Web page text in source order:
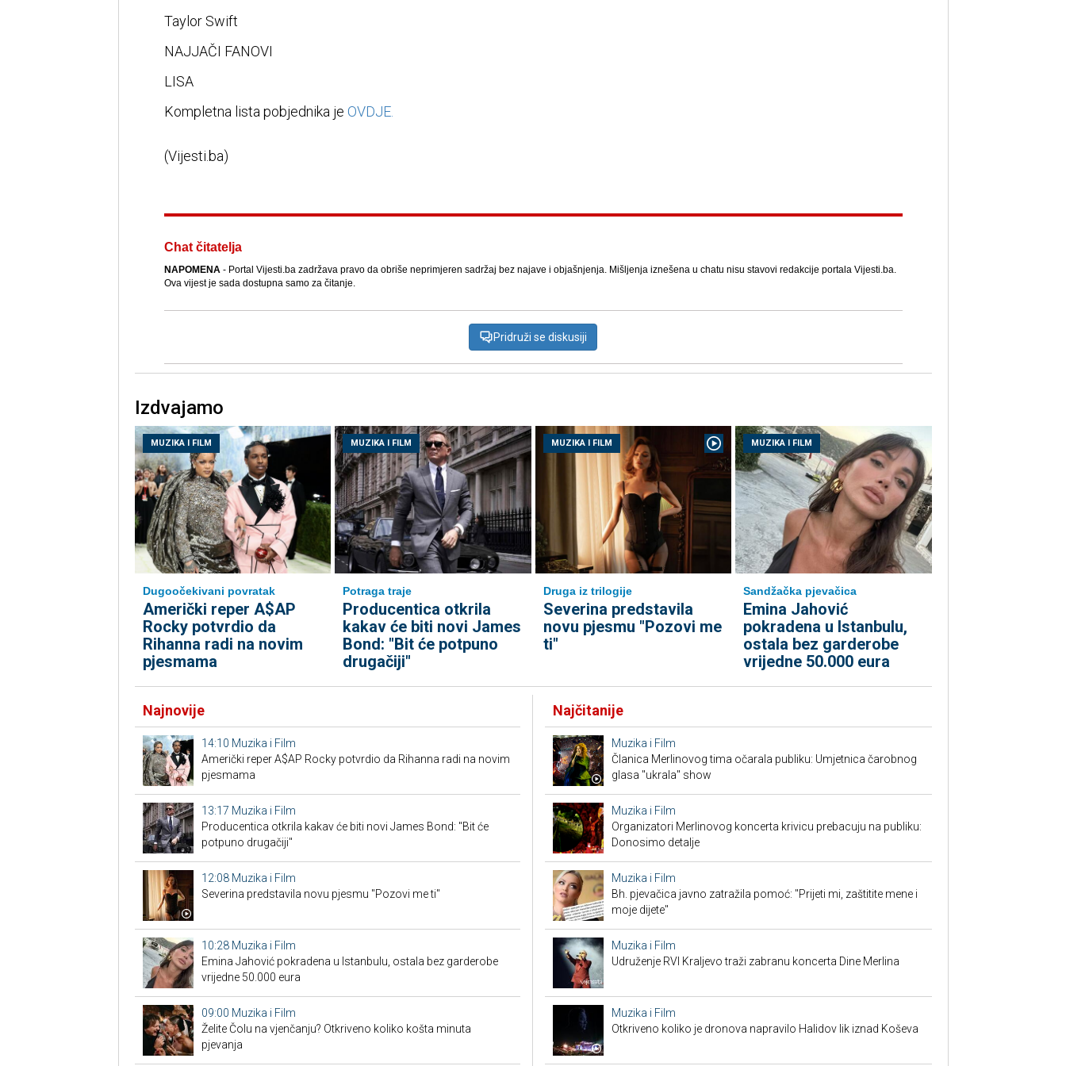
Taylor Swift
NAJJAČI FANOVI
LISA
Kompletna lista pobjednika je OVDJE.
(Vijesti.ba)
Chat čitatelja
NAPOMENA- Portal Vijesti.ba zadržava pravo da obriše neprimjeren sadržaj bez najave i objašnjenja. Mišljenja iznešena u chatu nisu stavovi redakcije portala Vijesti.ba.
Ova vijest je sada dostupna samo za čitanje.
Pridruži se diskusiji
Izdvajamo
MUZIKA I FILM
Dugoočekivani povratak
Američki reper A$AP
Rocky potvrdio da
Rihanna radi na novim
pjesmama
MUZIKA I FILM
Potraga traje
Producentica otkrila
kakav će biti novi James
Bond: "Bit će potpuno
drugačiji"
MUZIKA I FILM
Druga iz trilogije
Severina predstavila
novu pjesmu "Pozovi me
ti"
MUZIKA I FILM
Sandžačka pjevačica
Emina Jahović
pokradena u Istanbulu,
ostala bez garderobe
vrijedne 50.000 eura
Najnovije
14:10 Muzika i Film
Američki reper A$AP Rocky potvrdio da Rihanna radi na novim
pjesmama
13:17 Muzika i Film
Producentica otkrila kakav će biti novi James Bond: "Bit će
potpuno drugačiji"
12:08 Muzika i Film
Severina predstavila novu pjesmu "Pozovi me ti"
10:28 Muzika i Film
Emina Jahović pokradena u Istanbulu, ostala bez garderobe
vrijedne 50.000 eura
09:00 Muzika i Film
Želite Čolu na vjenčanju? Otkriveno koliko košta minuta
pjevanja
Najčitanije
Muzika i Film
Članica Merlinovog tima očarala publiku: Umjetnica čarobnog
glasa "ukrala" show
Muzika i Film
Organizatori Merlinovog koncerta krivicu prebacuju na publiku:
Donosimo detalje
Muzika i Film
Bh. pjevačica javno zatražila pomoć: "Prijeti mi, zaštitite mene i
moje dijete"
Muzika i Film
Udruženje RVI Kraljevo traži zabranu koncerta Dine Merlina
Muzika i Film
Otkriveno koliko je dronova napravilo Halidov lik iznad Koševa